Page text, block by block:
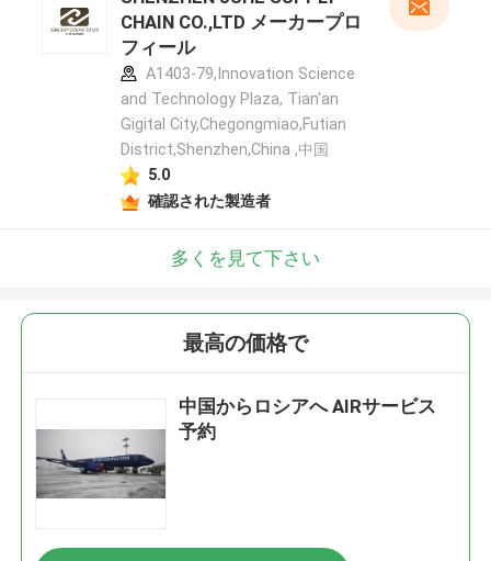
CHAIN CO.,LTD メーカープロ
フィール
A1403-79,Innovation Science
and Technology Plaza, Tian'an
Gigital City,Chegongmiao,Futian
District,Shenzhen,China ,中国
5.0
確認された製造者
多くを見て下さい
最高の価格で
中国からロシアへ AIRサービス
予約